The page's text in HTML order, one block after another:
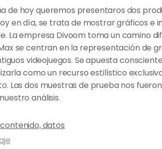
de hoy queremos presentaros dos
en día, se trata de mostrar gráficos e
La empresa Divoom toma un camino
se centran en la representación de
videojuegos. Se apuesta
como un recurso estilístico
Las dos muestras de prueba nos
análisis.
datos